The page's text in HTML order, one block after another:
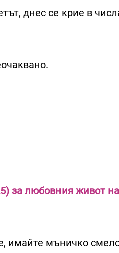
днес се крие в
за любовния живот
имайте мъничко